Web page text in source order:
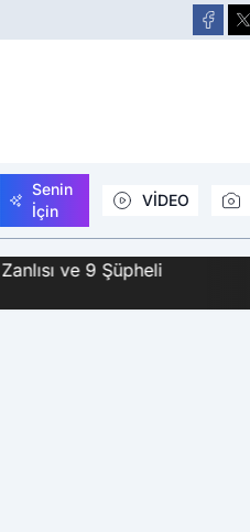
Senin
İçin
VİDEO
ve 9 Şüpheli